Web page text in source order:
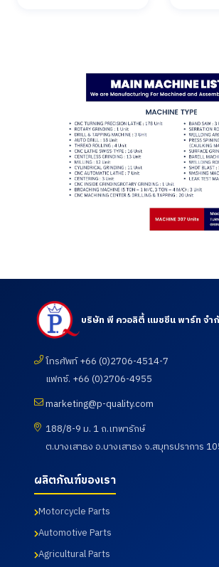
บริษัท พี ควอลิตี้ แมชชีน พาร์ท จำ
โทรศัพท์ +66 (0)2706-4514-7
แฟกซ์. +66 (0)2706-4955
marketing@p-quality.com
188/8-9 ม. 1 ถ.เทพารักษ์
ต.บางเสาธง อ.บางเสาธง จ.สมุทรปราการ
ผลิตภัณฑ์ของเรา
Motorcycle Parts
Automotive Parts
Agricultural Parts